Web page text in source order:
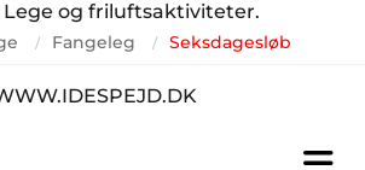
og friluftsaktiviteter.
/ Fangeleg / Seksdagesløb